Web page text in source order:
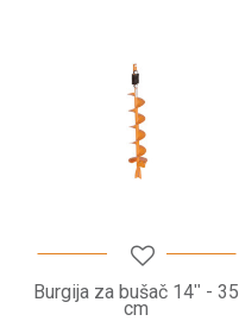
Burgija za bušač 14ʺ - 35
cm